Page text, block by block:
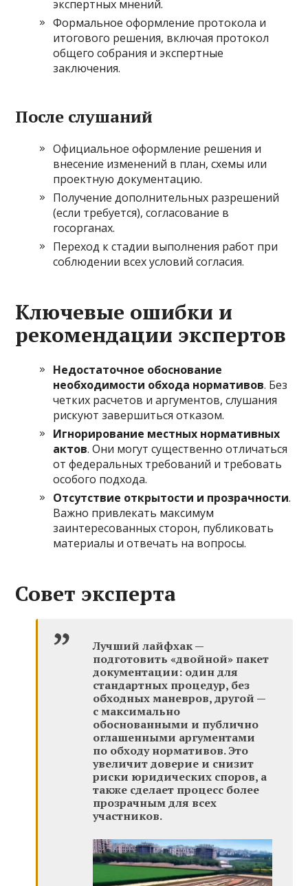
экспертных мнений.
Формальное оформление протокола и
итогового решения, включая протокол
общего собрания и экспертные
заключения.
После слушаний
Официальное оформление решения и
внесение изменений в план, схемы или
проектную документацию.
Получение дополнительных разрешений
(если требуется), согласование в
госорганах.
Переход к стадии выполнения работ при
соблюдении всех условий согласия.
Ключевые ошибки и
рекомендации экспертов
Недостаточное обоснование
необходимости обхода нормативов. Без
четких расчетов и аргументов, слушания
рискуют завершиться отказом.
Игнорирование местных нормативных
актов. Они могут существенно отличаться
от федеральных требований и требовать
особого подхода.
Отсутствие открытости и прозрачности.
Важно привлекать максимум
заинтересованных сторон, публиковать
материалы и отвечать на вопросы.
Совет эксперта
Лучший лайфхак —
подготовить «двойной» пакет
документации: один для
стандартных процедур, без
обходных маневров, другой —
с максимально
обоснованными и публично
оглашенными аргументами
по обходу нормативов. Это
увеличит доверие и снизит
риски юридических споров, а
также сделает процесс более
прозрачным для всех
участников.